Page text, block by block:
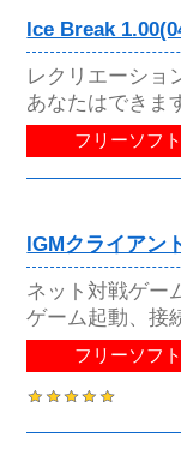
Ice Break
レクリエーショ
あなたはできま
フリーソフト
IGMクライアン
ネット対戦ゲー
ゲーム起動、接
フリーソフト